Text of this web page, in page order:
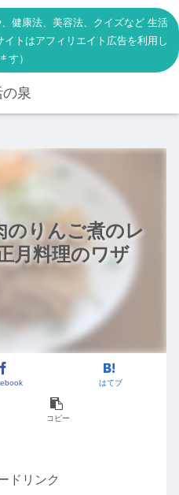
健康法、美容法、クイズなど 生活
トはアフィリエイト広告を利用し
す）
泉
のりんご煮のレ
月料理のワザ
はてブ
コピー
ドリンク